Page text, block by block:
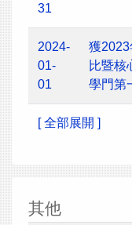
31
2024-
01-
01
獲
比暨核
學門第
[ 全部展開 ]
其他